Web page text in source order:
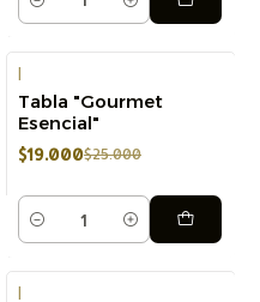
Cantidad
-24%
|
Tabla "Gourmet
Esencial"
$19.000$25.000
Cantidad